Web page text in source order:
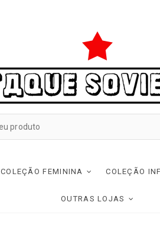
COLEÇÃO FEMININA COLEÇÃO
OUTRAS LOJAS